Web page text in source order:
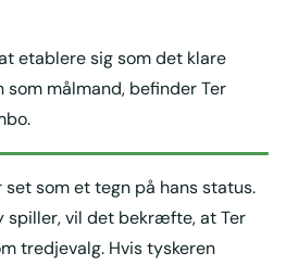
etablere sig som det klare
målmand, befinder Ter
som et tegn på hans status.
spiller, vil det bekræfte, at Ter
tredjevalg. Hvis tyskeren